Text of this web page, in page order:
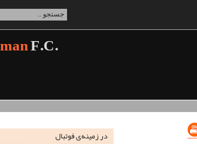
F.C.
در زمینه‌ی فوتبال